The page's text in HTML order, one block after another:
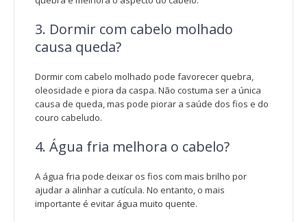
3. Dormir com cabelo molhado
causa queda?
Dormir com cabelo molhado pode favorecer quebra,
oleosidade e piora da caspa. Não costuma ser a única
causa de queda, mas pode piorar a saúde dos fios e do
couro cabeludo.
4. Água fria melhora o cabelo?
A água fria pode deixar os fios com mais brilho por
ajudar a alinhar a cutícula. No entanto, o mais
importante é evitar água muito quente.